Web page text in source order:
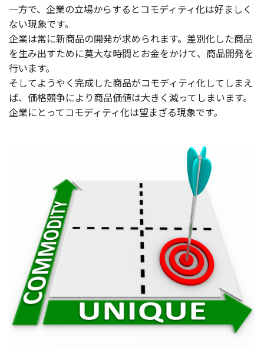
一方で、企業の立場からするとコモディティ化は好ましく
ない現象です。
企業は常に新商品の開発が求められます。差別化した商品
を生み出すために莫大な時間とお金をかけて、商品開発を
行います。
そしてようやく完成した商品がコモディティ化してしまえ
ば、価格競争により商品価値は大きく減ってしまいます。
企業にとってコモディティ化は望まざる現象です。